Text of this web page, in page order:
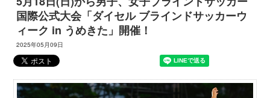
国際公式大会「ダイセル ブラインドサッカーウ
ィーク in うめきた」開催！
2025年05月09日